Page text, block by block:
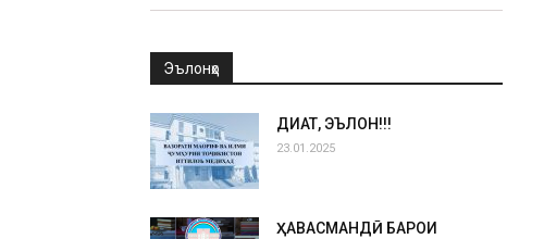
Эълонҳо
ДИҚҚАТ, ЭЪЛОН!!!
23.01.2025
ҲАВАСМАНДӢ БАРОИ